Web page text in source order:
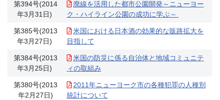
第394号(2014
年3月31日)
廃線を活用した都市公園開発～ニューヨー
ク・ハイライン公園の成功に学ぶ～
第385号(2013
年3月27日)
米国における日本酒の効果的な販路拡大を
目指して
第384号(2013
年3月25日)
米国の防災に係る自治体と地域コミュニテ
ィの取組み
第380号(2013
年2月27日)
2011年ニューヨーク市の各種犯罪の人種別
統計について